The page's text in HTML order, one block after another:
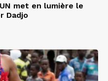
met en lumière le
Dadjo